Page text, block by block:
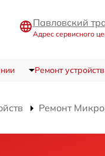
Павловский
Адрес сервисного
Ремонт устройств
Ремонт